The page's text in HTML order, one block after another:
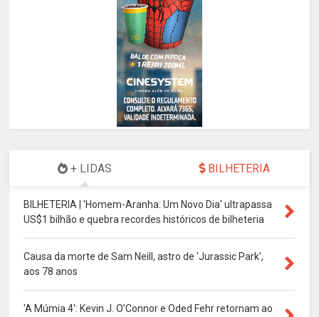
+ LIDAS BILHETERIA
BILHETERIA | 'Homem-Aranha: Um Novo Dia' ultrapassa
US$1 bilhão e quebra recordes históricos de bilheteria
Causa da morte de Sam Neill, astro de 'Jurassic Park',
aos 78 anos
'A Múmia 4': Kevin J. O’Connor e Oded Fehr retornam ao